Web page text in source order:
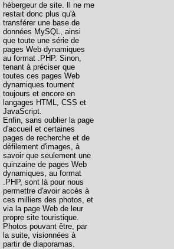
hébergeur de site. Il ne me
restait donc plus qu'à
transférer une base de
données MySQL, ainsi
que toute une série de
pages Web dynamiques
au format .PHP. Sinon,
tenant à préciser que
toutes ces pages Web
dynamiques tournent
toujours et encore en
langages HTML, CSS et
JavaScript.
Enfin, sans oublier la page
d'accueil et certaines
pages de recherche et de
défilement d'images, à
savoir que seulement une
quinzaine de pages Web
dynamiques, au format
.PHP, sont là pour nous
permettre d'avoir accès à
ces milliers des photos, et
via la page Web de leur
propre site touristique.
Photos pouvant être, par
la suite, visionnées à
partir de diaporamas.